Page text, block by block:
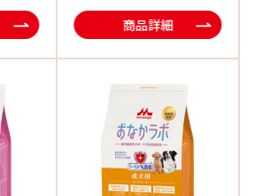
商品詳細